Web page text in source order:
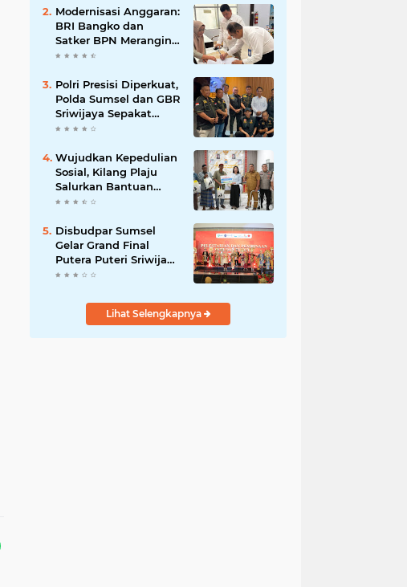
Modernisasi Anggaran:
BRI Bangko dan
Satker BPN Merangin
Resmi Teken PKS
Polri Presisi Diperkuat,
Polda Sumsel dan GBR
Sriwijaya Sepakat
Bangun Kolaborasi
Wujudkan Kepedulian
Sosial, Kilang Plaju
Salurkan Bantuan
Bagi Korban
Disbudpar Sumsel
Gelar Grand Final
Putera Puteri Sriwijaya
2026, Sekda: Harus
Go Internasional
Lihat Selengkapnya